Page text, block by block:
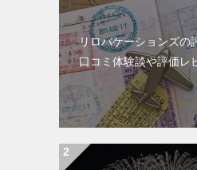
リロバケーションズの
口コミ体験談や評価レ